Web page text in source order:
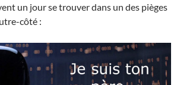
un jour se trouver dans un des pièges
côté :